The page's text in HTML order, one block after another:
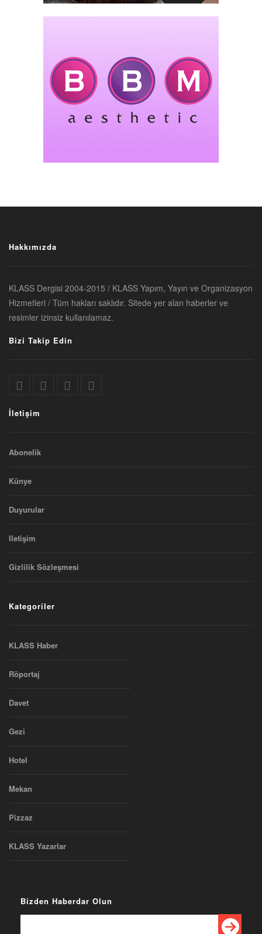
Hakkımızda
KLASS Dergisi 2004-2015 / KLASS Yapım, Yayın ve Organizasyon
Hizmetleri / Tüm hakları saklıdır. Sitede yer alan haberler ve
resimler izinsiz kullanılamaz.
Bizi Takip Edin
İletişim
Abonelik
Künye
Duyurular
Iletişim
Gizlilik Sözleşmesi
Kategoriler
KLASS Haber
Röportaj
Davet
Gezi
Hotel
Mekan
Pizzaz
KLASS Yazarlar
Bizden Haberdar Olun